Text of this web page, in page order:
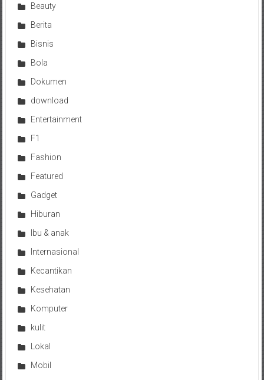
Beauty
Berita
Bisnis
Bola
Dokumen
download
Entertainment
F1
Fashion
Featured
Gadget
Hiburan
Ibu & anak
Internasional
Kecantikan
Kesehatan
Komputer
kulit
Lokal
Mobil